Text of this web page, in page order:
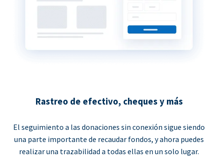
Rastreo de efectivo, cheques y más
El seguimiento a las donaciones sin conexión sigue siendo
una parte importante de recaudar fondos, y ahora puedes
realizar una trazabilidad a todas ellas en un solo lugar.